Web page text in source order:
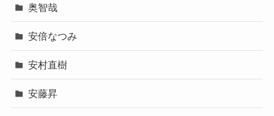
奥智哉
安倍なつみ
安村直樹
安藤昇